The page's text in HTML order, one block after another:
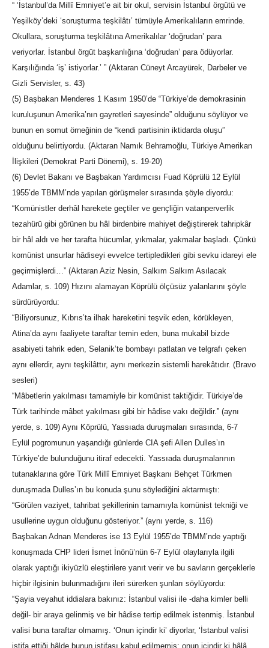
“ ‘İstanbul’da Millî Emniyet’e ait bir okul, servisin İstanbul örgütü ve
Yeşilköy’deki ‘soruşturma teşkilâtı’ tümüyle Amerikalıların emrinde.
Okullara, soruşturma teşkilâtına Amerikalılar ‘doğrudan’ para
veriyorlar. İstanbul örgüt başkanlığına ‘doğrudan’ para ödüyorlar.
Karşılığında ‘iş’ istiyorlar.’ ” (Aktaran Cüneyt Arcayürek, Darbeler ve
Gizli Servisler, s. 43)
(5) Başbakan Menderes 1 Kasım 1950’de “Türkiye’de demokrasinin
kuruluşunun Amerika’nın gayretleri sayesinde” olduğunu söylüyor ve
bunun en somut örneğinin de “kendi partisinin iktidarda oluşu”
olduğunu belirtiyordu. (Aktaran Namık Behramoğlu, Türkiye Amerikan
İlişkileri (Demokrat Parti Dönemi), s. 19-20)
(6) Devlet Bakanı ve Başbakan Yardımcısı Fuad Köprülü 12 Eylül
1955’de TBMM’nde yapılan görüşmeler sırasında şöyle diyordu:
“Komünistler derhâl harekete geçtiler ve gençliğin vatanperverlik
tezahürü gibi görünen bu hâl birdenbire mahiyet değiştirerek tahripkâr
bir hâl aldı ve her tarafta hücumlar, yıkmalar, yakmalar başladı. Çünkü
komünist unsurlar hâdiseyi evvelce tertipledikleri gibi sevku idareyi ele
geçirmişlerdi…” (Aktaran Aziz Nesin, Salkım Salkım Asılacak
Adamlar, s. 109) Hızını alamayan Köprülü ölçüsüz yalanlarını şöyle
sürdürüyordu:
“Biliyorsunuz, Kıbrıs’ta ilhak hareketini teşvik eden, körükleyen,
Atina’da aynı faaliyete taraftar temin eden, buna mukabil bizde
asabiyeti tahrik eden, Selanik’te bombayı patlatan ve telgrafı çeken
aynı ellerdir, aynı teşkilâttır, aynı merkezin sistemli harekâtıdır. (Bravo
sesleri)
“Mâbetlerin yakılması tamamiyle bir komünist taktiğidir. Türkiye’de
Türk tarihinde mâbet yakılması gibi bir hâdise vakı değildir.” (aynı
yerde, s. 109) Aynı Köprülü, Yassıada duruşmaları sırasında, 6-7
Eylül pogromunun yaşandığı günlerde CIA şefi Allen Dulles’ın
Türkiye’de bulunduğunu itiraf edecekti. Yassıada duruşmalarının
tutanaklarına göre Türk Millî Emniyet Başkanı Behçet Türkmen
duruşmada Dulles’ın bu konuda şunu söylediğini aktarmıştı:
“Görülen vaziyet, tahribat şekillerinin tamamıyla komünist tekniği ve
usullerine uygun olduğunu gösteriyor.” (aynı yerde, s. 116)
Başbakan Adnan Menderes ise 13 Eylül 1955’de TBMM’nde yaptığı
konuşmada CHP lideri İsmet İnönü’nün 6-7 Eylül olaylarıyla ilgili
olarak yaptığı ikiyüzlü eleştirilere yanıt verir ve bu savların gerçeklerle
hiçbir ilgisinin bulunmadığını ileri sürerken şunları söylüyordu:
“Şayia veyahut iddialara bakınız: İstanbul valisi ile -daha kimler belli
değil- bir araya gelinmiş ve bir hâdise tertip edilmek istenmiş. İstanbul
valisi buna taraftar olmamış. ‘Onun içindir ki’ diyorlar, ‘İstanbul valisi
istifa ettiği hâlde bunun istifası kabul edilmemiş; onun içindir ki hâlâ